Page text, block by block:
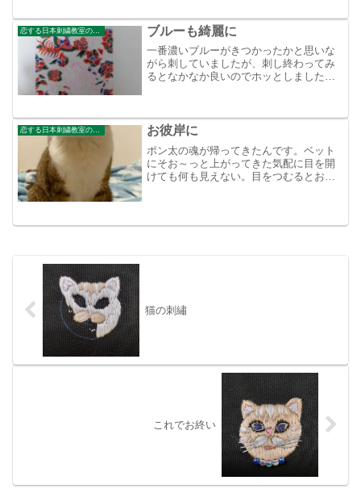
ブルーも綺麗に
一番濃いブルーがきつかったかと思いな
がら刺していましたが、刺し終わってみ
るとなかなか良いのでホッとしました。
恋する日本刺繍教室のブログ お彼岸に
ポン太の魂が帰ってきたんです。ベット
にそお～っと上がってきた気配に目を開
けても何も見えない。目をつむるとお腹
たくさんの笑顔と幸せな日...
猫の刺繡
これでお終い